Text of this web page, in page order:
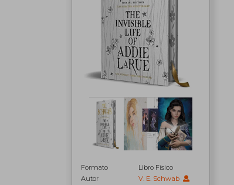
Formato
Libro Físico
Autor
V. E. Schwab